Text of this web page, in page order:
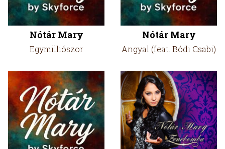
Nótár Mary
Egymilliószor
Nótár Mary
Angyal (feat. Bódi Csabi)